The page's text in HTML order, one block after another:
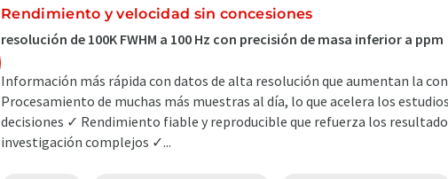
Rendimiento y velocidad sin concesiones
resolución de 100K FWHM a 100 Hz con precisión de masa inferior a ppm
Información más rápida con datos de alta resolución que aumentan la
Procesamiento de muchas más muestras al día, lo que acelera los
decisiones ✓ Rendimiento fiable y reproducible que refuerza los
investigación complejos ✓...